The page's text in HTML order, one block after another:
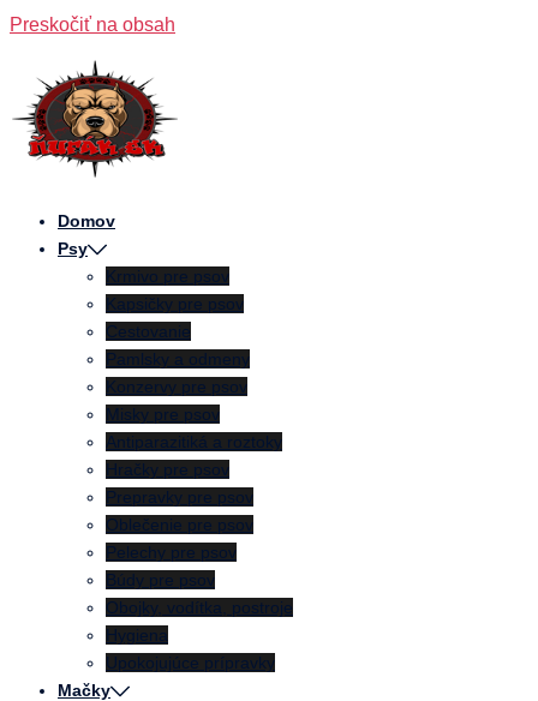
Preskočiť na obsah
Domov
Psy
Krmivo pre psov
Kapsičky pre psov
Cestovanie
Pamlsky a odmeny
Konzervy pre psov
Misky pre psov
Antiparazitiká a roztoky
Hračky pre psov
Prepravky pre psov
Oblečenie pre psov
Pelechy pre psov
Búdy pre psov
Obojky, vodítka, postroje
Hygiena
Upokojujúce prípravky
Mačky